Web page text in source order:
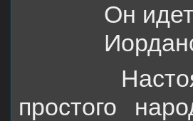
Он
простого